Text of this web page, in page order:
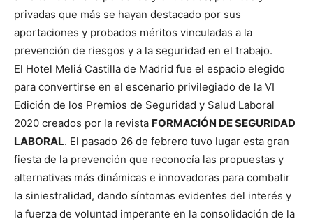
privadas que más se hayan destacado por sus
aportaciones y probados méritos vinculadas a la
prevención de riesgos y a la seguridad en el trabajo.
El Hotel Meliá Castilla de Madrid fue el espacio elegido
para convertirse en el escenario privilegiado de la VI
Edición de los Premios de Seguridad y Salud Laboral
2020 creados por la revista FORMACIÓN DE SEGURIDAD
LABORAL. El pasado 26 de febrero tuvo lugar esta gran
fiesta de la prevención que reconocía las propuestas y
alternativas más dinámicas e innovadoras para combatir
la siniestralidad, dando síntomas evidentes del interés y
la fuerza de voluntad imperante en la consolidación de la